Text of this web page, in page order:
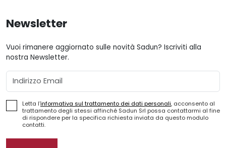
Newsletter
Vuoi rimanere aggiornato sulle novità Sadun? Iscriviti alla
nostra Newsletter.
Email
Letta l'informativa sul trattamento dei dati personali, acconsento al
trattamento degli stessi affinché Sadun Srl possa contattarmi al fine
di rispondere per la specifica richiesta inviata da questo modulo
contatti.